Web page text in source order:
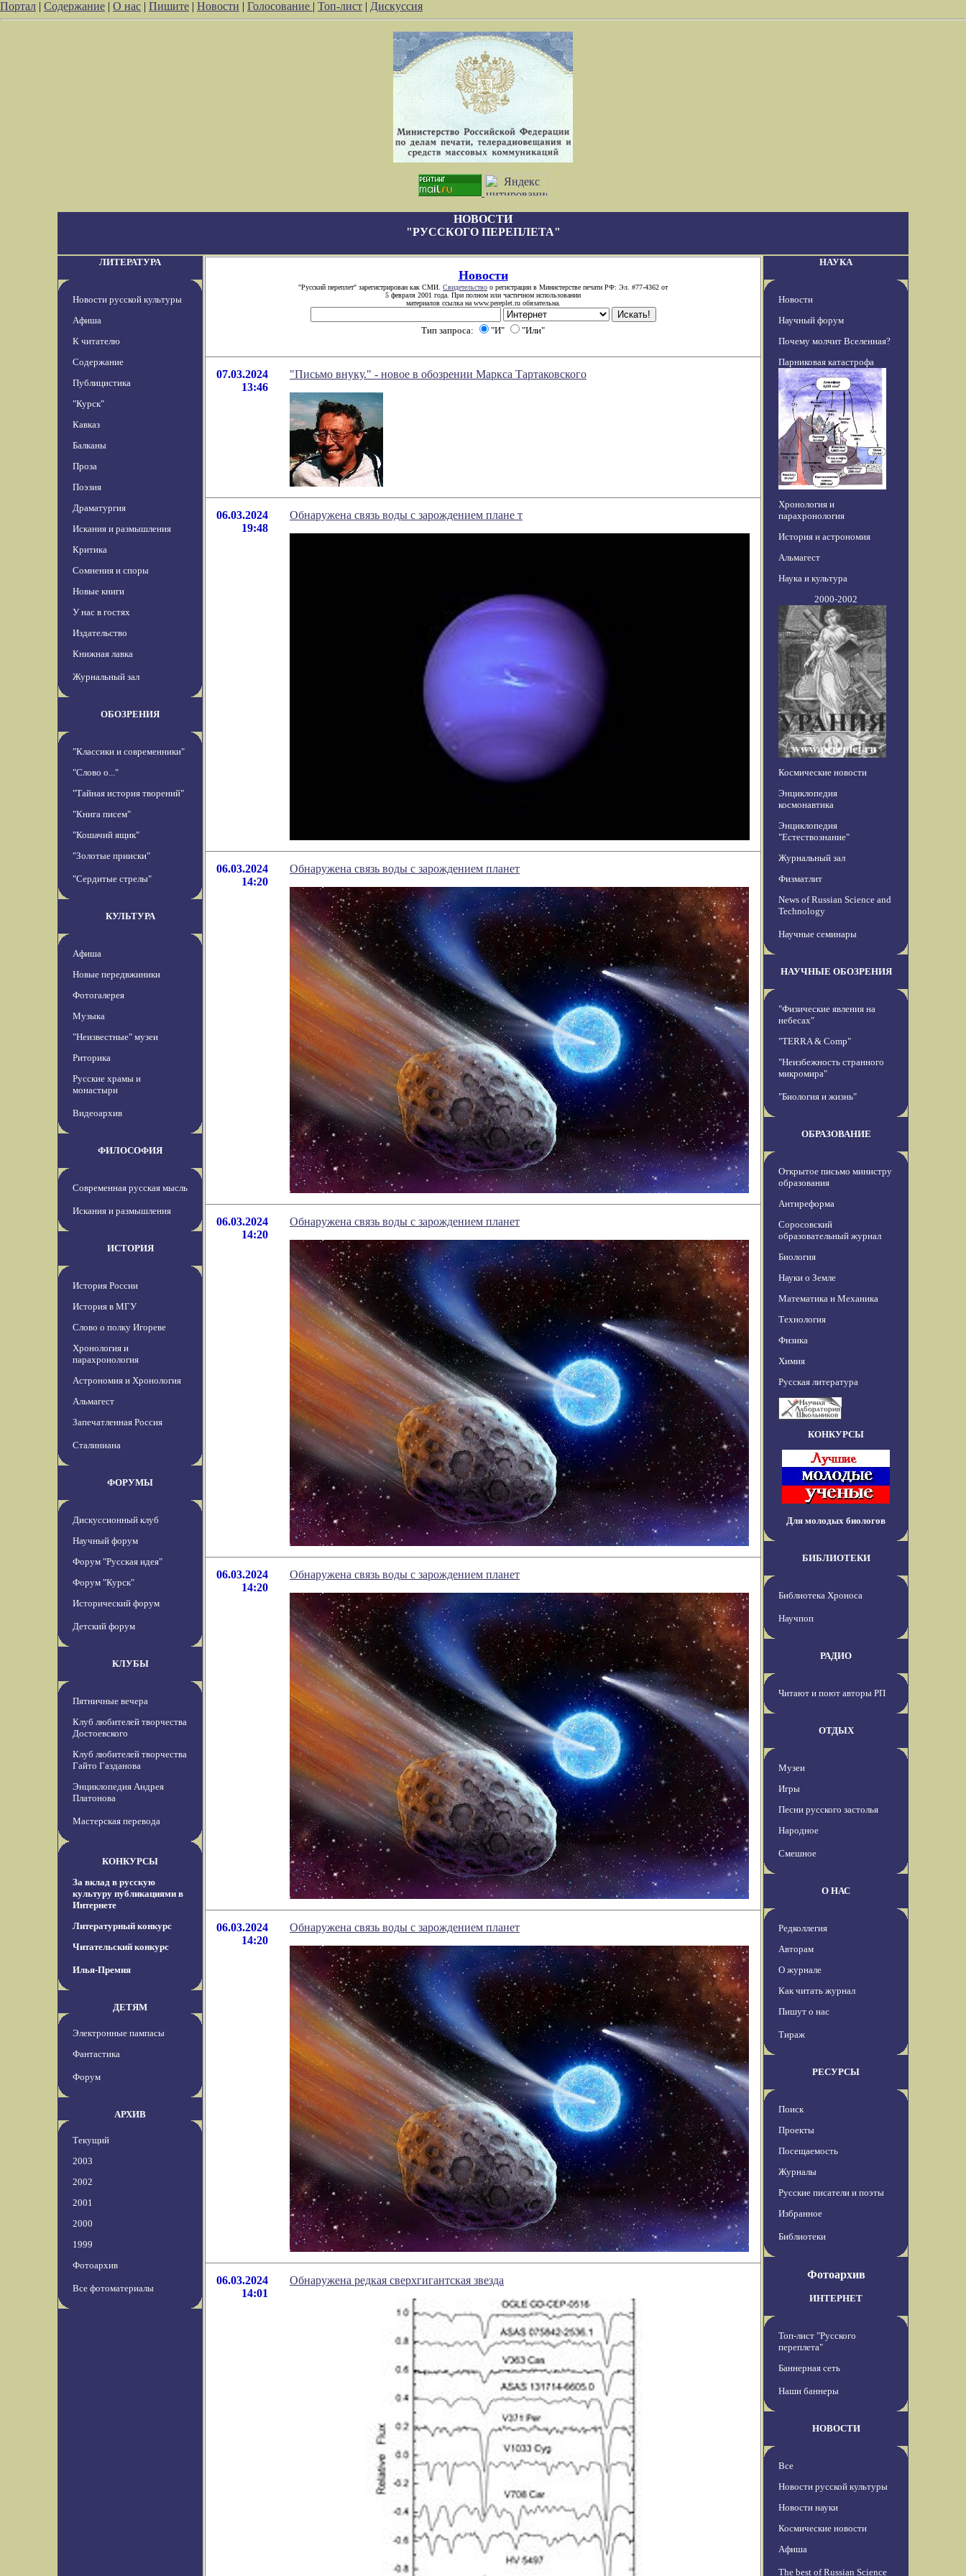
Портал | Содержание | О нас | Пишите | Новости | Голосование | Топ-лист | Дискуссия
НОВОСТИ
"РУССКОГО ПЕРЕПЛЕТА"
ЛИТЕРАТУРА
Новости русской культуры
Афиша
К читателю
Содержание
Публицистика
"Курск"
Кавказ
Балканы
Проза
Поэзия
Драматургия
Искания и размышления
Критика
Сомнения и споры
Новые книги
У нас в гостях
Издательство
Книжная лавка
Журнальный зал
ОБОЗРЕНИЯ
"Классики и современники"
"Слово о..."
"Тайная история творений"
"Книга писем"
"Кошачий ящик"
"Золотые прииски"
"Сердитые стрелы"
КУЛЬТУРА
Афиша
Новые передвжиники
Фотогалерея
Музыка
"Неизвестные" музеи
Риторика
Русские храмы и
монастыри
Видеоархив
ФИЛОСОФИЯ
Современная русская мысль
Искания и размышления
ИСТОРИЯ
История России
История в МГУ
Слово о полку Игореве
Хронология и
парахронология
Астрономия и Хронология
Альмагест
Запечатленная Россия
Сталиниана
ФОРУМЫ
Дискуссионный клуб
Научный форум
Форум "Русская идея"
Форум "Курск"
Исторический форум
Детский форум
КЛУБЫ
Пятничные вечера
Клуб любителей творчества
Достоевского
Клуб любителей творчества
Гайто Газданова
Энциклопедия Андрея
Платонова
Мастерская перевода
КОНКУРСЫ
За вклад в русскую
культуру публикациями в
Интернете
Литературный конкурс
Читательский конкурс
Илья-Премия
ДЕТЯМ
Электронные пампасы
Фантастика
Форум
АРХИВ
Текущий
2003
2002
2001
2000
1999
Фотоархив
Все фотоматериалы
Новости
"Русский переплет" зарегистрирован как СМИ. Свидетельство о регистрации в Министерстве печати РФ: Эл. #77-4362 от
5 февраля 2001 года. При полном или частичном использовании
материалов ссылка на www.pereplet.ru обязательна.
Тип запроса: "И" "Или"
07.03.2024
13:46
"Письмо внуку." - новое в обозрении Маркса Тартаковского
06.03.2024
19:48
Обнаружена связь воды с зарождением плане т
06.03.2024
14:20
Обнаружена связь воды с зарождением планет
06.03.2024
14:20
Обнаружена связь воды с зарождением планет
06.03.2024
14:20
Обнаружена связь воды с зарождением планет
06.03.2024
14:20
Обнаружена связь воды с зарождением планет
06.03.2024
14:01
Обнаружена редкая сверхгигантская звезда
НАУКА
Новости
Научный форум
Почему молчит Вселенная?
Парниковая катастрофа
Хронология и
парахронология
История и астрономия
Альмагест
Наука и культура
2000-2002
Космические новости
Энциклопедия
космонавтика
Энциклопедия
"Естествознание"
Журнальный зал
Физматлит
News of Russian Science and
Technology
Научные семинары
НАУЧНЫЕ ОБОЗРЕНИЯ
"Физические явления на
небесах"
"TERRA & Comp"
"Неизбежность странного
микромира"
"Биология и жизнь"
ОБРАЗОВАНИЕ
Открытое письмо министру
образования
Антиреформа
Соросовский
образовательный журнал
Биология
Науки о Земле
Математика и Механика
Технология
Физика
Химия
Русская литература
КОНКУРСЫ
Для молодых биологов
БИБЛИОТЕКИ
Библиотека Хроноса
Научпоп
РАДИО
Читают и поют авторы РП
ОТДЫХ
Музеи
Игры
Песни русского застолья
Народное
Смешное
О НАС
Редколлегия
Авторам
О журнале
Как читать журнал
Пишут о нас
Тираж
РЕСУРСЫ
Поиск
Проекты
Посещаемость
Журналы
Русские писатели и поэты
Избранное
Библиотеки
Фотоархив
ИНТЕРНЕТ
Топ-лист "Русского
переплета"
Баннерная сеть
Наши баннеры
НОВОСТИ
Все
Новости русской культуры
Новости науки
Космические новости
Афиша
The best of Russian Science